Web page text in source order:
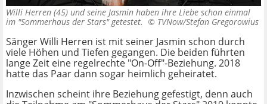
Willi Herren (45) und seine Jasmin haben ihre Liebe schon einmal
im "Sommerhaus der Stars" getestet. © TVNow/Stefan Gregorowius
Sänger Willi Herren ist mit seiner Jasmin schon durch
viele Höhen und Tiefen gegangen. Die beiden führten
lange Zeit eine regelrechte "On-Off"-Beziehung. 2018
hatte das Paar dann sogar heimlich geheiratet.
Inzwischen scheint ihre Beziehung gefestigt, denn auch